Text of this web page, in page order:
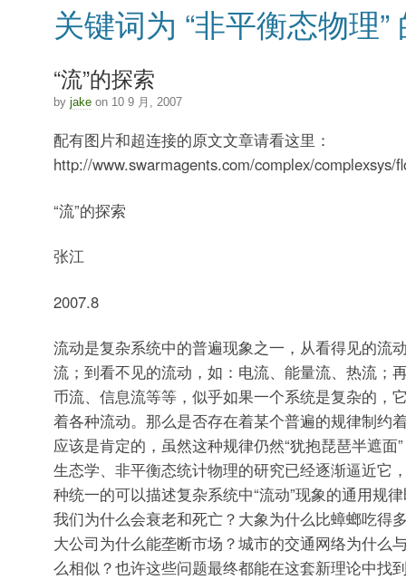
关键词为 “非平衡态物理”
“流”的探索
by jakeon 10 9 月, 2007
配有图片和超连接的原文文章请看这里：
http://www.swarmagents.com/complex/complexsys/
“流”的探索
张江
2007.8
流动是复杂系统中的普遍现象之一，从看得见的流
流；到看不见的流动，如：电流、能量流、热流；
币流、信息流等等，似乎如果一个系统是复杂的，
着各种流动。那么是否存在着某个普遍的规律制约
应该是肯定的，虽然这种规律仍然“犹抱琵琶半遮面
生态学、非平衡态统计物理的研究已经逐渐逼近它
种统一的可以描述复杂系统中“流动”现象的通用规
我们为什么会衰老和死亡？大象为什么比蟑螂吃得
大公司为什么能垄断市场？城市的交通网络为什么
么相似？也许这些问题最终都能在这套新理论中找